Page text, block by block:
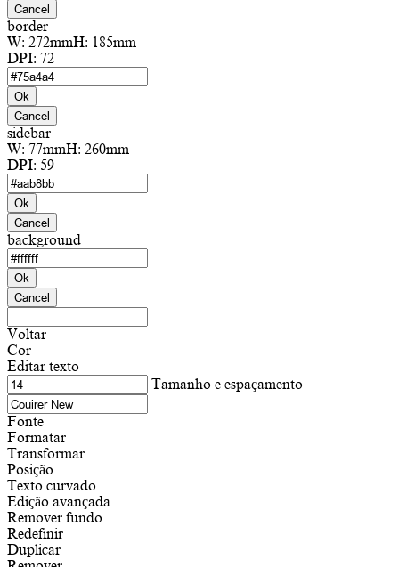
Cancel
border
W: 272mmH: 185mm
DPI: 72
Ok
Cancel
sidebar
W: 77mmH: 260mm
DPI: 59
Ok
Cancel
background
Ok
Cancel
Voltar
Cor
Editar texto
Tamanho e espaçamento
Fonte
Formatar
Transformar
Posição
Texto curvado
Edição avançada
Remover fundo
Redefinir
Duplicar